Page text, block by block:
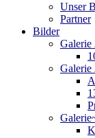
Unser
Partner
Bilder
Galerie
Galerie